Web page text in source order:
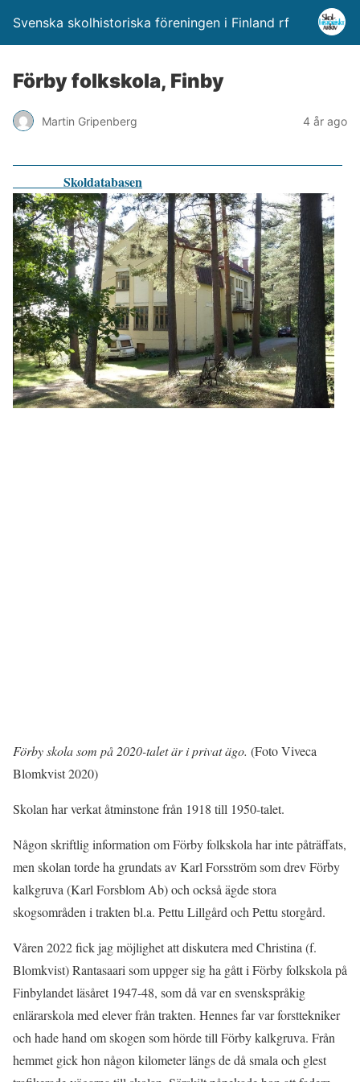
Svenska skolhistoriska föreningen i Finland rf
Förby folkskola, Finby
Martin Gripenberg 4 år ago
Skoldatabasen
Förby skola som på 2020-talet är i privat ägo. (Foto Viveca
Blomkvist 2020)
Skolan har verkat åtminstone från 1918 till 1950-talet.
Någon skriftlig information om Förby folkskola har inte påträffats,
men skolan torde ha grundats av Karl Forsström som drev Förby
kalkgruva (Karl Forsblom Ab) och också ägde stora
skogsområden i trakten bl.a. Pettu Lillgård och Pettu storgård.
Våren 2022 fick jag möjlighet att diskutera med Christina (f.
Blomkvist) Rantasaari som uppger sig ha gått i Förby folkskola på
Finbylandet läsåret 1947-48, som då var en svenskspråkig
enlärarskola med elever från trakten. Hennes far var forsttekniker
och hade hand om skogen som hörde till Förby kalkgruva. Från
hemmet gick hon någon kilometer längs de då smala och glest